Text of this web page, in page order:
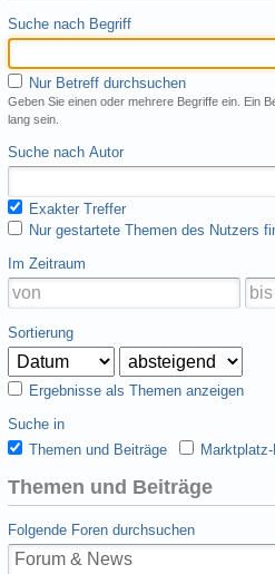
Suche nach Begriff
Nur Betreff durchsuchen
Geben Sie einen oder mehrere Begriffe ein. Ein
lang sein.
Suche nach Autor
Exakter Treffer
Nur gestartete Themen des Nutzers
Im Zeitraum
Sortierung
Ergebnisse als Themen anzeigen
Suche in
Themen und Beiträge
Themen und Beiträge
Folgende Foren durchsuchen